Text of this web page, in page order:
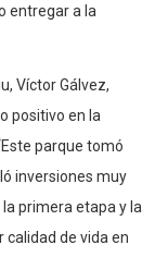
entregar a la
Víctor Gálvez,
positivo en la
parque tomó
inversiones muy
primera etapa y la
calidad de vida en